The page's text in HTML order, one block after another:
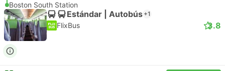
Boston South Station
Estándar | Autobús +1
FlixBus 3.8